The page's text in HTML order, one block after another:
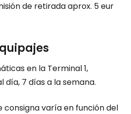
de retirada aprox. 5 eur
en la Terminal 1,
día, 7 días a la semana.
consigna varía en función del